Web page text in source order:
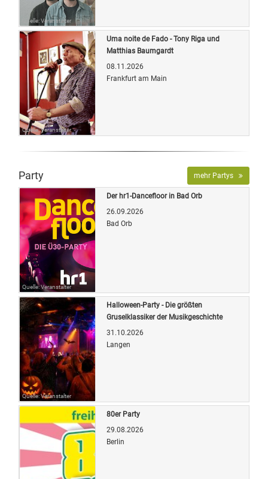
Quelle: Veranstalter
Quelle: Veranstalter
Uma noite de Fado - Tony Riga und
Matthias Baumgardt
08.11.2026
Frankfurt am Main
Party mehr Partys
Quelle: Veranstalter
Der hr1-Dancefloor in Bad Orb
26.09.2026
Bad Orb
Quelle: Veranstalter
Halloween-Party - Die größten
Gruselklassiker der Musikgeschichte
31.10.2026
Langen
80er Party
29.08.2026
Berlin